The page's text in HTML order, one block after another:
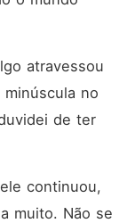
atravessou
no
de ter
continuou,
muito. Não se